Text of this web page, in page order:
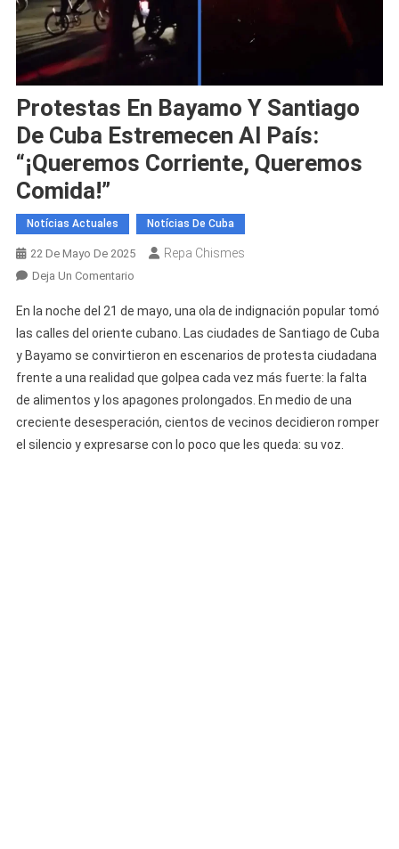
Protestas En Bayamo Y Santiago
De Cuba Estremecen Al País:
“¡Queremos Corriente, Queremos
Comida!”
Notícias Actuales Notícias De Cuba
22 De Mayo De 2025 Repa Chismes
Deja Un ComentarioEn
En
Bayamo
Y
Santiago
De
Cuba
Estremecen
En la noche del 21 de mayo, una ola de indignación popular tomó
las calles del oriente cubano. Las ciudades de Santiago de Cuba
y Bayamo se convirtieron en escenarios de protesta ciudadana
frente a una realidad que golpea cada vez más fuerte: la falta
de alimentos y los apagones prolongados. En medio de una
creciente desesperación, cientos de vecinos decidieron romper
el silencio y expresarse con lo poco que les queda: su voz.